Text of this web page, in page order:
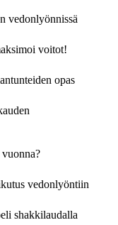
vedonlyönnissä
voitot!
opas
vedonlyöntiin
shakkilaudalla